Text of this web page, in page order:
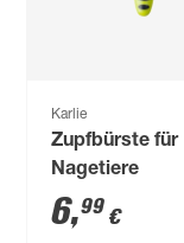
Karlie
Zupfbürste für
Nagetiere
6,99 €